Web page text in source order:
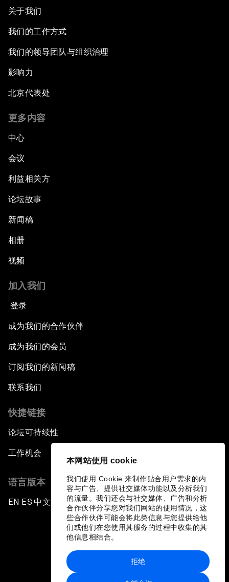
本网站使用 cookie
我们使用 Cookie 来制作贴合用户需求的内
容与广告、提供社交媒体功能以及分析我们
的流量。我们还会与社交媒体、广告和分析
合作伙伴分享您对我们网站的使用情况，这
些合作伙伴可能会将此类信息与您提供给他
们或他们在您使用其服务的过程中收集的其
他信息相结合。
拒绝
关于我们
我们的工作方式
我们的领导团队与组织治理
影响力
北京代表处
更多内容
中心
会议
利益相关方
论坛故事
新闻稿
相册
视频
加入我们
登录
成为我们的合作伙伴
成为我们的会员
订阅我们的新闻稿
联系我们
快捷链接
论坛可持续性
工作机会
语言版本
EN ▪ES▪中文▪ 日本語